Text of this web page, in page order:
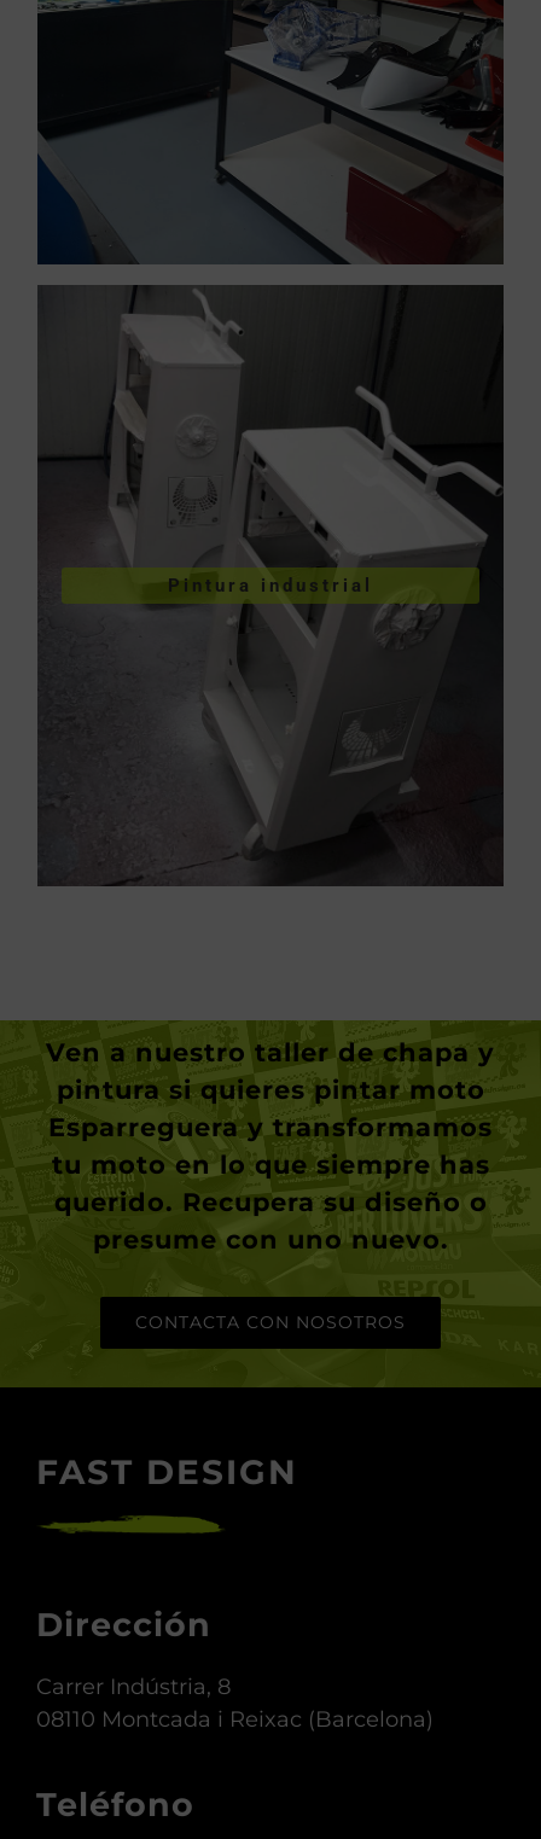
Servicios urgentes,
Pintura industrial
Pintura de piezas
industriales
VER PINTURA INDUSTRIAL
Ven a nuestro taller de chapa y
pintura si quieres pintar moto
Esparreguera y transformamos
tu moto en lo que siempre has
querido. Recupera su diseño o
presume con uno nuevo.
CONTACTA CON NOSOTROS
FAST DESIGN
Dirección
Carrer Indústria, 8
08110 Montcada i Reixac (Barcelona)
Teléfono